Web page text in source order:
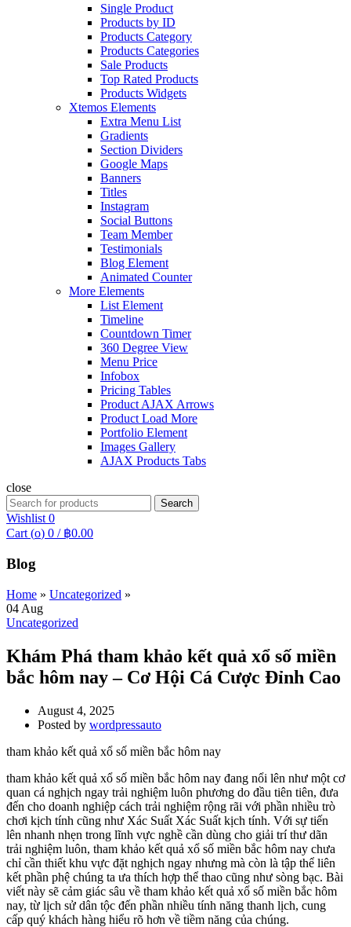
Single Product
Products by ID
Products Category
Products Categories
Sale Products
Top Rated Products
Products Widgets
Xtemos Elements
Extra Menu List
Gradients
Section Dividers
Google Maps
Banners
Titles
Instagram
Social Buttons
Team Member
Testimonials
Blog Element
Animated Counter
More Elements
List Element
Timeline
Countdown Timer
360 Degree View
Menu Price
Infobox
Pricing Tables
Product AJAX Arrows
Product Load More
Portfolio Element
Images Gallery
AJAX Products Tabs
close
Search
for:
Search
Wishlist 0
Cart (o) 0 / ฿0.00
Blog
Home » Uncategorized »
04 Aug
Uncategorized
Khám Phá tham khảo kết quả xổ số miền
bắc hôm nay – Cơ Hội Cá Cược Đỉnh Cao
August 4, 2025
Posted by wordpressauto
tham khảo kết quả xổ số miền bắc hôm nay
tham khảo kết quả xổ số miền bắc hôm nay đang nổi lên như một cơ
quan cá nghịch ngay trải nghiệm luôn phương do đầu tiên tiên, đưa
đến cho doanh nghiệp cách trải nghiệm rộng rãi với phần nhiều trò
chơi kịch tính cũng như Xác Suất Xác Suất kịch tính. Với sự tiến
lên nhanh nhẹn trong lĩnh vực nghề cần dùng cho giải trí thư dãn
trải nghiệm luôn, tham khảo kết quả xổ số miền bắc hôm nay chưa
chỉ cần thiết khu vực đặt nghịch ngay nhưng mà còn là tập thể liên
kết phần phệ chúng ta ưa thích hợp thể thao cũng như sòng bạc. Bài
viết này sẽ cảm giác sâu về tham khảo kết quả xổ số miền bắc hôm
nay, từ lịch sử dân tộc đến phần nhiều tính năng thanh lịch, cung
cấp quý khách hàng hiểu rõ hơn về tiềm năng của chúng.